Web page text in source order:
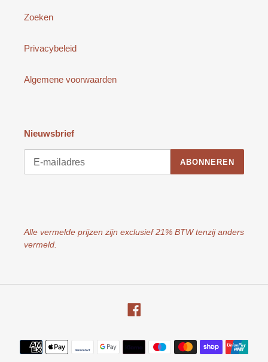
Zoeken
Privacybeleid
Algemene voorwaarden
Nieuwsbrief
ABONNEREN
Alle vermelde prijzen zijn exclusief 21% BTW tenzij anders
vermeld.
Betaalmethoden